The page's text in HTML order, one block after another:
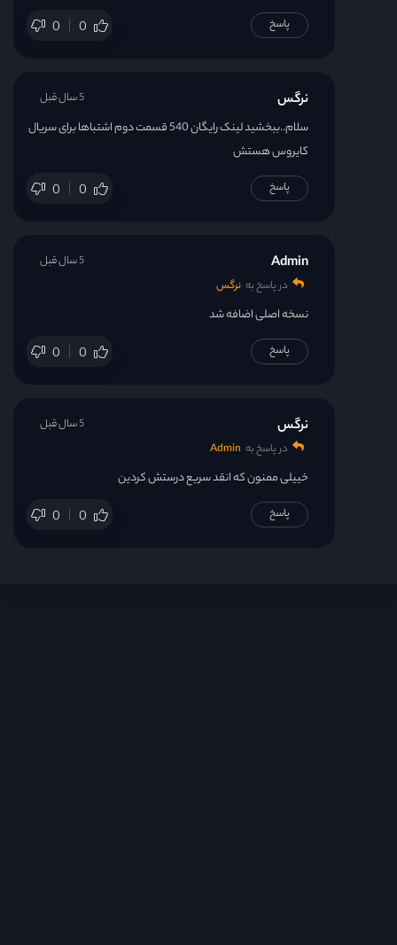
0 0 پاسخ
نرگس
سلام..ببخشید لینک رایگان 540 قسمت دوم اشتباها برای سریال
کایروس هستش
0 0
5 سال قبل
پاسخ
Admin
در پاسخ به نرگس
نسخه اصلی اضافه شد
0 0
5 سال قبل
پاسخ
نرگس
در پاسخ به Admin
خییلی ممنون که انقد سریع درستش کردین
0 0
5 سال قبل
پاسخ